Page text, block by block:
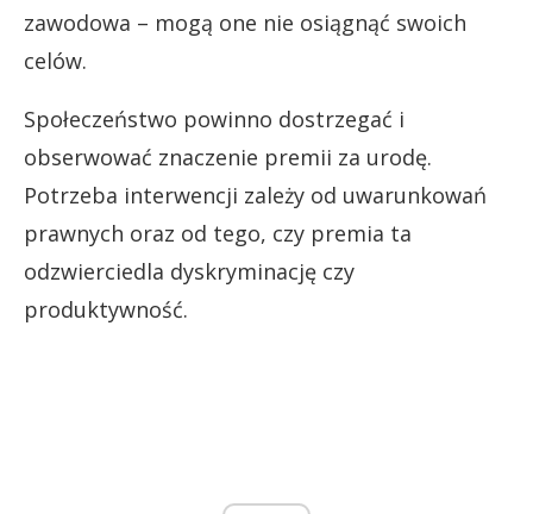
zawodowa – mogą one nie osiągnąć swoich
celów.
Społeczeństwo powinno dostrzegać i
obserwować znaczenie premii za urodę.
Potrzeba interwencji zależy od uwarunkowań
prawnych oraz od tego, czy premia ta
odzwierciedla dyskryminację czy
produktywność.